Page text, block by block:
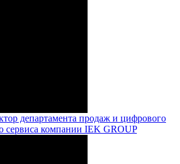
департамента продаж и цифрового
сервиса компании IEK GROUP